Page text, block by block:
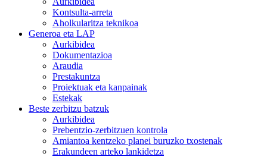
Kontsulta-arreta
Aholkularitza teknikoa
Generoa eta LAP
Aurkibidea
Dokumentazioa
Araudia
Prestakuntza
Proiektuak eta kanpainak
Estekak
Beste zerbitzu batzuk
Aurkibidea
Prebentzio-zerbitzuen kontrola
Amiantoa kentzeko planei buruzko txostenak
Erakundeen arteko lankidetza